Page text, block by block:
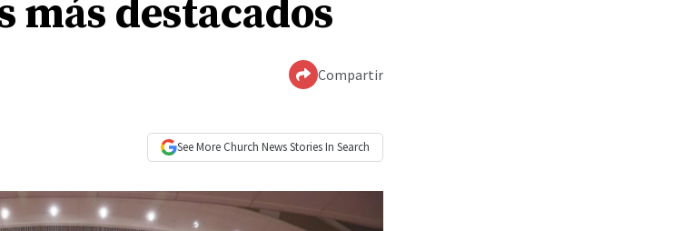
más destacados
Compartir
See More Church NewsStories In Search